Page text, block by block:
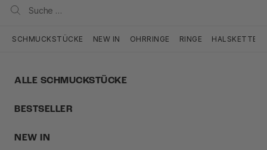
SCHMUCKSTÜCKE NEW IN OHRRINGE RINGE HALSKETTEN
ALLE SCHMUCKSTÜCKE
BESTSELLER
NEW IN